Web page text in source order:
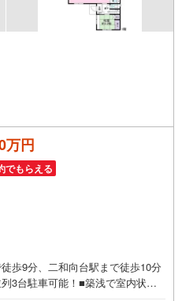
万円
でもらえる
歩9分、二和向台駅まで徒歩10分
3台駐車可能！■築浅で室内状態